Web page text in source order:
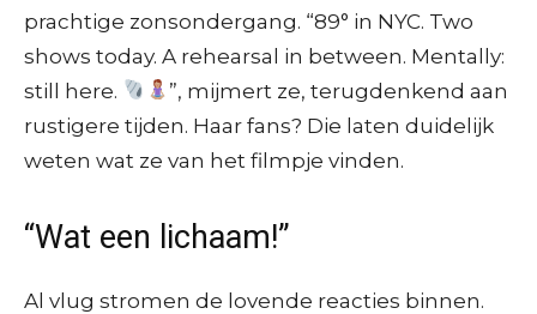
prachtige zonsondergang. “89° in NYC. Two
shows today. A rehearsal in between. Mentally:
still here.
”, mijmert ze, terugdenkend aan
rustigere tijden. Haar fans? Die laten duidelijk
weten wat ze van het filmpje vinden.
“Wat een lichaam!”
Al vlug stromen de lovende reacties binnen.